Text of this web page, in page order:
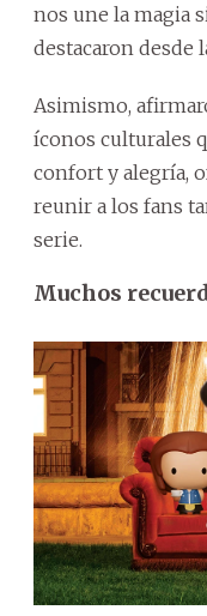
nos une la magia
destacaron desde
Asimismo,
íconos culturales
confort y alegría,
reunir a los fans
serie.
Muchos